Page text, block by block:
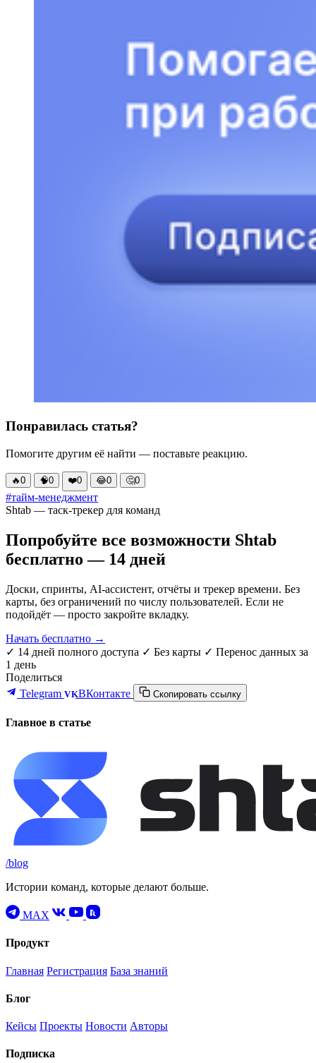
Понравилась статья?
Помогите другим её найти — поставьте реакцию.
🔥0 🧠0 ❤️0 😂0 🤔0
#тайм-менеджмент
Shtab — таск-трекер для команд
Попробуйте все возможности Shtab
бесплатно — 14 дней
Доски, спринты, AI-ассистент, отчёты и трекер времени. Без
карты, без ограничений по числу пользователей. Если не
подойдёт — просто закройте вкладку.
Начать бесплатно →
✓ 14 дней полного доступа ✓ Без карты ✓ Перенос данных за
1 день
Поделиться
Telegram VKВКонтакте Скопировать ссылку
Главное в статье
/blog
Истории команд, которые делают больше.
MAX
Продукт
Главная Регистрация База знаний
Блог
Кейсы Проекты Новости Авторы
Подписка